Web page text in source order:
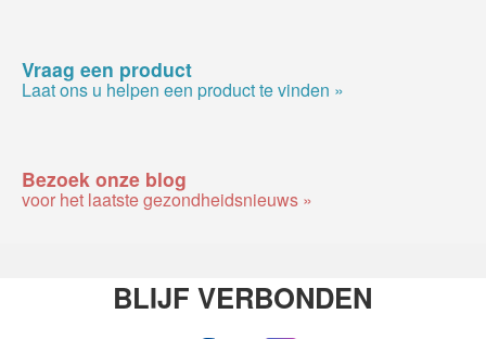
Vraag een product
Laat ons u helpen een product te vinden »
Bezoek onze blog
voor het laatste gezondheidsnieuws »
BLIJF VERBONDEN